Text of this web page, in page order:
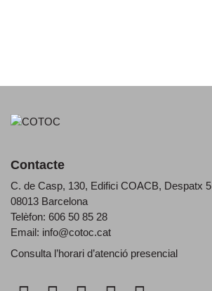
Contacte
C. de Casp, 130, Edifici COACB, Despatx 5
08013 Barcelona
Telèfon: 606 50 85 28
Email: info@cotoc.cat
Consulta l’horari d’atenció presencial